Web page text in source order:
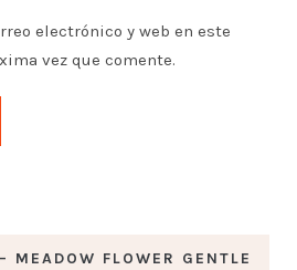
electrónico y web en este
vez que comente.
MEADOW FLOWER GENTLE